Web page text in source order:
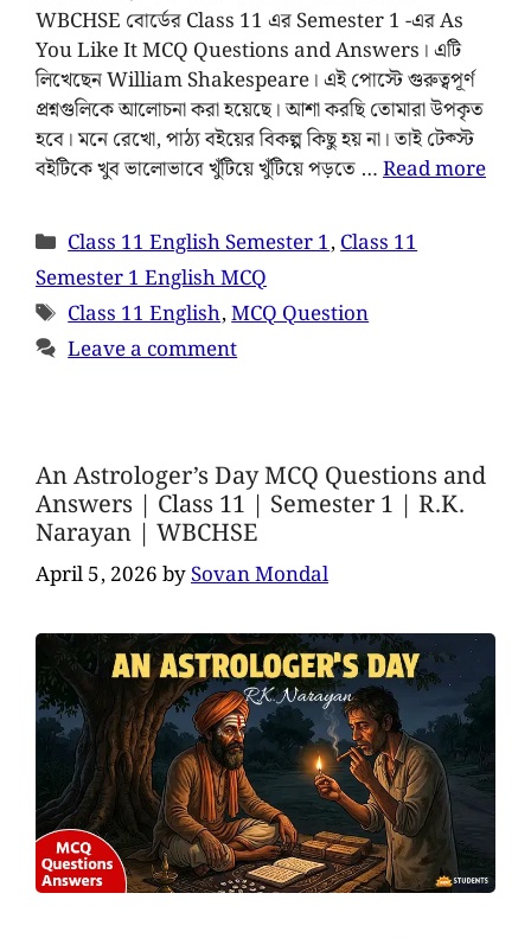
WBCHSE বোর্ডের Class 11 এর Semester 1 -এর As
You Like It MCQ Questions and Answers। এটি
লিখেছেন William Shakespeare। এই পোস্টে গুরুত্বপূর্ণ
প্রশ্নগুলিকে আলোচনা করা হয়েছে। আশা করছি তোমারা উপকৃত
হবে। মনে রেখো, পাঠ্য বইয়ের বিকল্প কিছু হয় না। তাই টেক্স্ট
বইটিকে খুব ভালোভাবে খুঁটিয়ে খুঁটিয়ে পড়তে …Read more
Class 11 English Semester 1,Class 11
Semester 1 English MCQ
Class 11 English,MCQ Question
Leave a comment
An Astrologer’s Day MCQ Questions and
Answers | Class 11 | Semester 1 | R.K.
Narayan | WBCHSE
April 5, 2026bySovan Mondal